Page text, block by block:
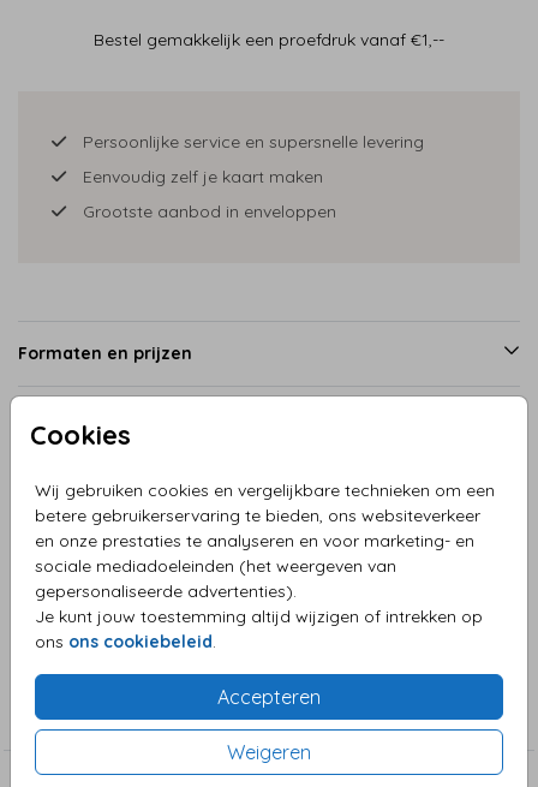
Cookies
Wij gebruiken cookies en vergelijkbare technieken om een
betere gebruikerservaring te bieden, ons websiteverkeer
en onze prestaties te analyseren en voor marketing- en
sociale mediadoeleinden (het weergeven van
gepersonaliseerde advertenties).
Je kunt jouw toestemming altijd wijzigen of intrekken op
ons ons cookiebeleid
Accepteren
Weigeren
Bestel gemakkelijk een proefdruk vanaf €1,--
Persoonlijke service en supersnelle levering
Eenvoudig zelf je kaart maken
Grootste aanbod in enveloppen
Formaten en prijzen
Productinformatie
Omschrijving
Geboortekaartje jongen in kruiwagen met twee broertjes
en zusje. In de clipart staan ook andere kindjes. Zo kun je
je kaart naar wens aanpassen.
Collectie
Jongenskaart